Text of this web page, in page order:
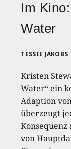
Im
Water
TESSIE JAKOBS
Kristen
Water“ ein
Adaption
überzeugt
von